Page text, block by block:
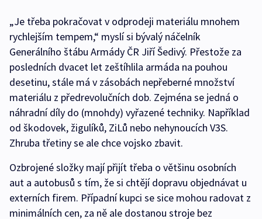
„Je třeba pokračovat v odprodeji materiálu mnohem
rychlejším tempem,“ myslí si bývalý náčelník
Generálního štábu Armády ČR Jiří Šedivý. Přestože za
posledních dvacet let zeštíhlila armáda na pouhou
desetinu, stále má v zásobách nepřeberné množství
materiálu z předrevolučních dob. Zejména se jedná o
náhradní díly do (mnohdy) vyřazené techniky. Například
od škodovek, žigulíků, ZiLů nebo nehynoucích V3S.
Zhruba třetiny se ale chce vojsko zbavit.
Ozbrojené složky mají přijít třeba o většinu osobních
aut a autobusů s tím, že si chtějí dopravu objednávat u
externích firem. Případní kupci se sice mohou radovat z
minimálních cen, za ně ale dostanou stroje bez